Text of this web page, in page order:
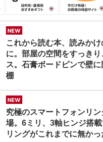
これから読む本、読みか
に。部屋の空間をすっき
ス。石膏ボードピンで壁
棚
究極のスマートフォンリ
場。6ミリ、3軸ヒンジ搭
リングがこれまでに無か